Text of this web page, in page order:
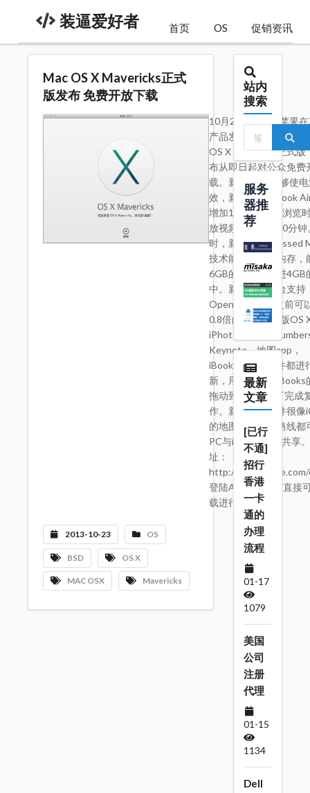
装逼爱好者 首页 OS 促销资讯
Mac OS X Mavericks正式
版发布 免费开放下载
10月23日消息，苹果
产品发布会上正式发布
OS X Mavericks正式版
布从即日起对公众免费
载。新版OS X能够使
效，新款的MacBook
增加1小时的网页浏览
放视频时间提升90分钟
时，新的Compressed
技术能有效调用内存，
6GB的数据压缩进4GB
中。新的显示平台支持
OpenCL，相比之前可
0.8倍的速度。新版OS
iPhoto, Pages,
Keynote，地图app，
iBookstore等套件都进
新，用户可以将iBooks
拖动到Pages便可完成
作。新版地图软件很像
的地图，地图和路线都
PC与iPhone之间共享
址：
http://
登陆APP store后直接
载进行升级。
2013-10-23 OS
BSD OS X
MAC OSX Mavericks
站内
搜索
服务
器推
荐
最新
文章
[已行
不通]
招行
香港
一卡
通的
办理
流程
01-17
1079
美国
公司
注册
代理
01-15
1134
Dell